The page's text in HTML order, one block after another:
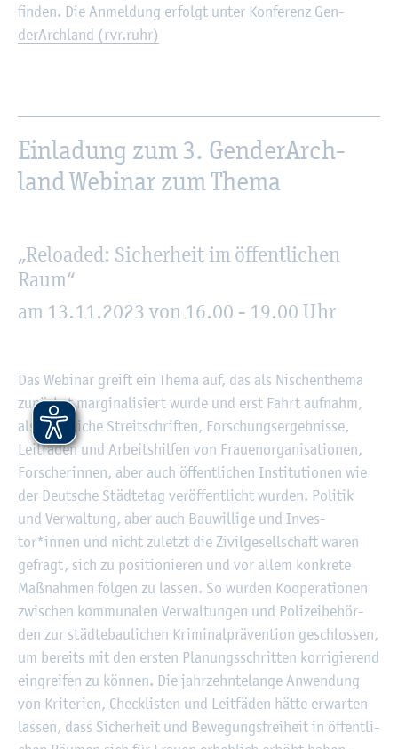
fin­den. Die An­mel­dung er­folgt unter Kon­fe­renz Gen­
derArch­land (rvr.​ruhr)
­­­­­­­­­­­­­­­­­­­­­­­­­­­­­Einladung zum 3. Gen­derArch­
land We­bi­nar zum Thema
„Reloa­ded: Si­cher­heit im öf­fent­li­chen
Raum“
am 13.11.2023 von 16.00 - 19.00 Uhr
Das We­bi­nar greift ein Thema auf, das als Ni­schen­the­ma
zu­nächst mar­gi­na­li­siert wurde und erst Fahrt auf­nahm,
als zahl­rei­che Streit­schrif­ten, For­schungs­er­geb­nis­se,
Leit­fä­den und Ar­beits­hil­fen von Frau­en­or­ga­ni­sa­tio­nen,
For­sche­rin­nen, aber auch öf­fent­li­chen In­sti­tu­tio­nen wie
der Deut­sche Städ­te­tag ver­öf­fent­licht wur­den. Po­li­tik
und Ver­wal­tung, aber auch Bau­wil­li­ge und In­ves­
tor*innen und nicht zu­letzt die Zi­vil­ge­sell­schaft waren
ge­fragt, sich zu po­si­tio­nie­ren und vor allem kon­kre­te
Maß­nah­men fol­gen zu las­sen. So wur­den Ko­ope­ra­tio­nen
zwi­schen kom­mu­na­len Ver­wal­tun­gen und Po­li­zei­be­hör­
den zur städ­te­bau­li­chen Kri­mi­nal­prä­ven­ti­on ge­schlos­sen,
um be­reits mit den ers­ten Pla­nungs­schrit­ten kor­ri­gie­rend
ein­grei­fen zu kön­nen. Die jahr­zehn­te­lan­ge An­wen­dung
von Kri­te­ri­en, Check­lis­ten und Leit­fä­den hätte er­war­ten
las­sen, dass Si­cher­heit und Be­we­gungs­frei­heit in öf­fent­li­